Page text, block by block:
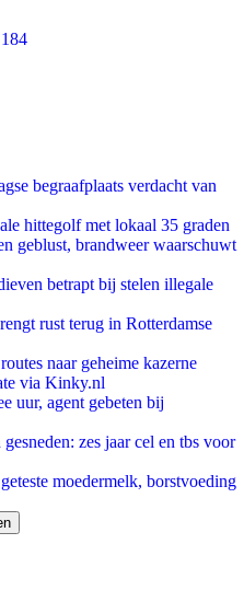
begraafplaats verdacht van
hittegolf met lokaal 35 graden
geblust, brandweer waarschuwt
betrapt bij stelen illegale
rust terug in Rotterdamse
naar geheime kazerne
via Kinky.nl
uur, agent gebeten bij
zes jaar cel en tbs voor
moedermelk, borstvoeding